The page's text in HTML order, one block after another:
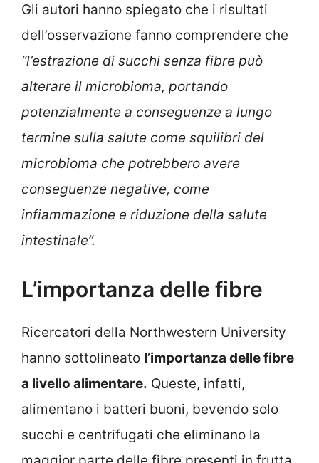
Gli autori hanno spiegato che i risultati
dell’osservazione fanno comprendere che
“l’estrazione di succhi senza fibre può
alterare il microbioma, portando
potenzialmente a conseguenze a lungo
termine sulla salute come squilibri del
microbioma che potrebbero avere
conseguenze negative, come
infiammazione e riduzione della salute
intestinale”.
L’importanza delle fibre
Ricercatori della Northwestern University
hanno sottolineato l’importanza delle fibre
a livello alimentare. Queste, infatti,
alimentano i batteri buoni, bevendo solo
succhi e centrifugati che eliminano la